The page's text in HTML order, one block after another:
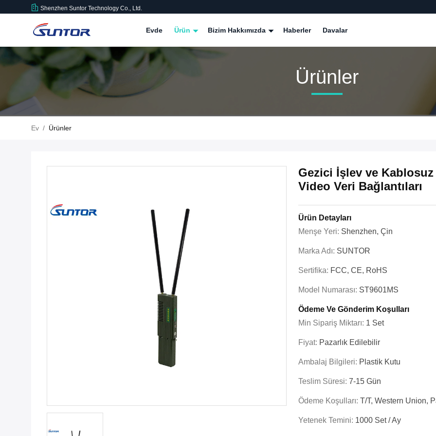
Shenzhen Suntor Technology Co., Ltd.
Evde Ürün Bizim Hakkımızda Haberler Davalar
Ürünler
Ev / Ürünler
Gezici İşlev ve
Video Veri Bağlantıları
Ürün Detayları
Menşe Yeri: Shenzhen, Çin
Marka Adı: SUNTOR
Sertifika: FCC, CE, RoHS
Model Numarası: ST9601MS
Ödeme Ve Gönderim Koşulları
Min Sipariş Miktarı: 1 Set
Fiyat: Pazarlık Edilebilir
Ambalaj Bilgileri: Plastik Kutu
Teslim Süresi: 7-15 Gün
Ödeme Koşulları: T/t, Western Union,
Yetenek Temini: 1000 Set / Ay